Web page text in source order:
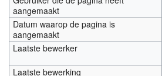
aangemaakt
Datum waarop de pagina is
aangemaakt
Laatste bewerker
Laatste bewerking